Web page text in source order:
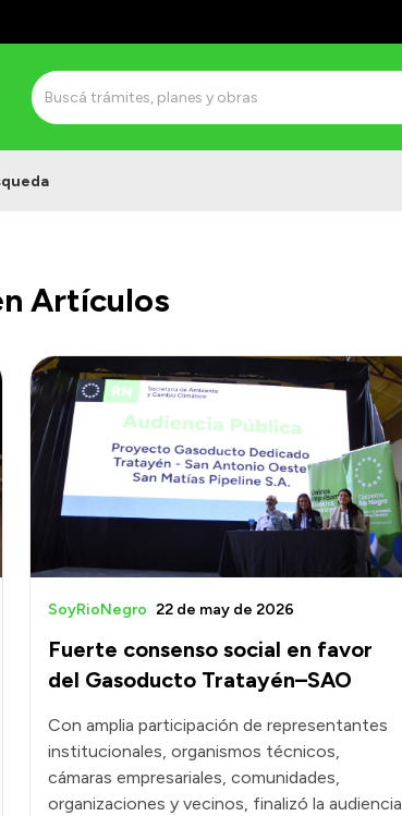
Artículos
Fuerte consenso social en favor
del Gasoducto Tratayén–SAO
SoyRioNegro 22 de may de 2026
Con amplia participación de representantes
institucionales, organismos técnicos,
cámaras empresariales, comunidades,
organizaciones y vecinos, finalizó la audiencia